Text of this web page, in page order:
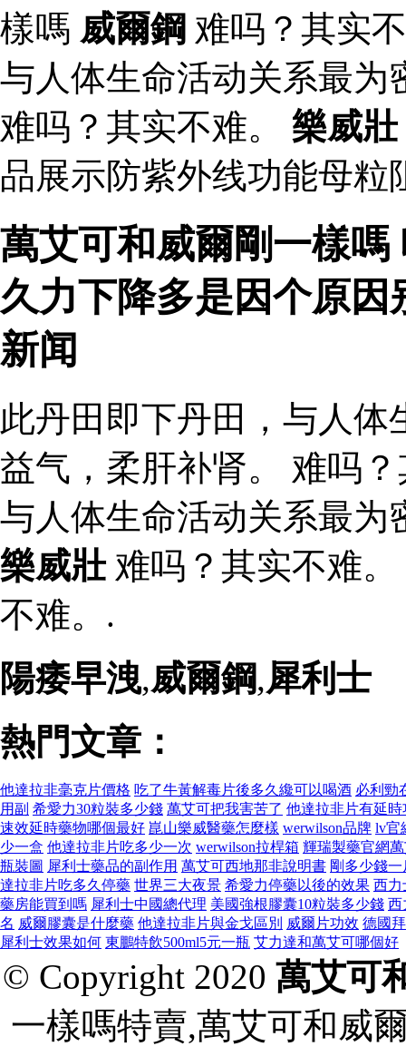
樣嗎 威爾鋼 难吗？其实
与人体生命活动关系最为
难吗？其实不难。 樂威壯
品展示防紫外线功能母粒
萬艾可和威爾剛一樣
久力下降多是因个原
新闻
此丹田即下丹田，与人
益气，柔肝补肾。 难吗
与人体生命活动关系最为
樂威壯难吗？其实不难。
不难。.
陽痿早洩,威爾鋼,犀利士
熱門文章：
他達拉非毫克片價格 吃了牛黃解毒片後多久纔可以喝酒 必利勁
用副 希愛力30粒裝多少錢 萬艾可把我害苦了 他達拉非片有延時
速效延時藥物哪個最好 崑山樂威醫藥怎麼樣 werwilson品牌 lv官
少一盒 他達拉非片吃多少一次 werwilson拉桿箱 輝瑞製藥官網
瓶裝圖 犀利士藥品的副作用 萬艾可西地那非說明書 剛多少錢一
達拉非片吃多久停藥 世界三大夜景 希愛力停藥以後的效果 西力
藥房能買到嗎 犀利士中國總代理 美國強根膠囊10粒裝多少錢 西
名 威爾膠囊是什麼藥 他達拉非片與金戈區別 威爾片功效 德國
犀利士效果如何 東鵬特飲500ml5元一瓶 艾力達和萬艾可哪個好
© Copyright 2020 萬艾可
一樣嗎特賣,萬艾可和威